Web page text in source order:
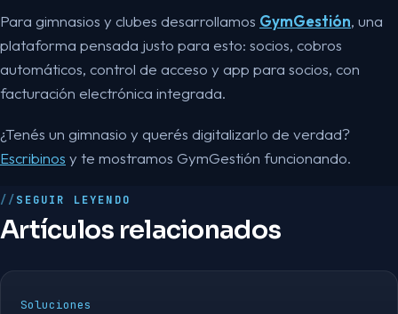
Para gimnasios y clubes desarrollamos GymGestión, una
plataforma pensada justo para esto: socios, cobros
automáticos, control de acceso y app para socios, con
facturación electrónica integrada.
¿Tenés un gimnasio y querés digitalizarlo de verdad?
Escribinos y te mostramos GymGestión funcionando.
SEGUIR LEYENDO
Artículos relacionados
Soluciones